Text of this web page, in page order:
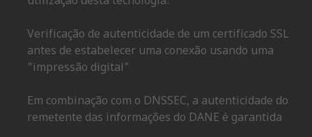
Verificação de autenticidade de um certificado SSL
antes de estabelecer uma conexão usando uma
"impressão digital"
Em combinação com o DNSSEC, a autenticidade do
remetente das informações do DANE é garantida